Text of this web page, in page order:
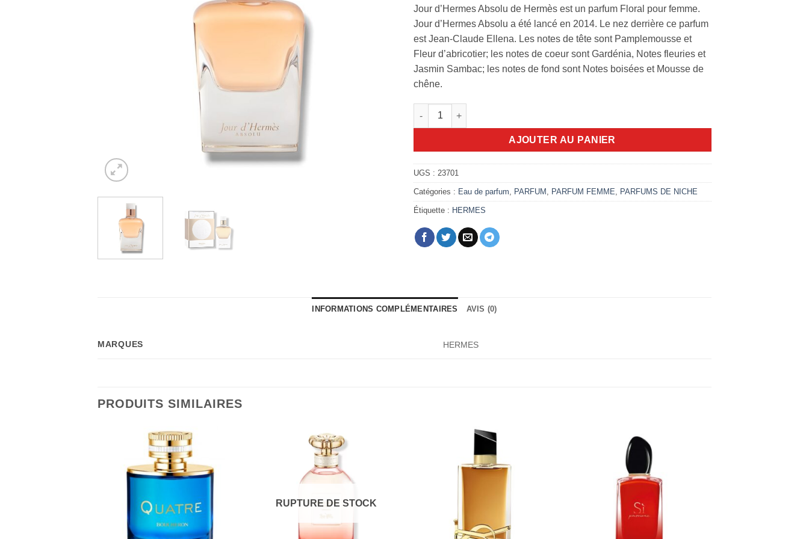
Jour d’Hermes Absolu de Hermès est un parfum Floral pour femme.
Jour d’Hermes Absolu a été lancé en 2014. Le nez derrière ce parfum
est Jean-Claude Ellena. Les notes de tête sont Pamplemousse et
Fleur d’abricotier; les notes de coeur sont Gardénia, Notes fleuries et
Jasmin Sambac; les notes de fond sont Notes boisées et Mousse de
chêne.
quantité de Jour d'Hermes Absolu 85ml EDP
AJOUTER AU PANIER
UGS : 23701
Catégories : Eau de parfum, PARFUM , PARFUM FEMME, PARFUMS DE NICHE
Étiquette : HERMES
INFORMATIONS COMPLÉMENTAIRES AVIS (0)
MARQUES HERMES
PRODUITS SIMILAIRES
RUPTURE DE STOCK